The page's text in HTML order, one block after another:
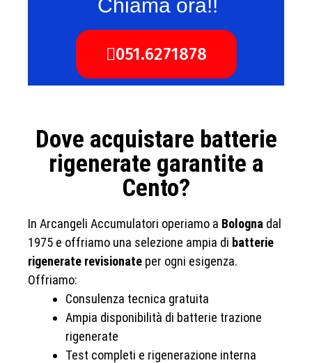
Chiama ora!!
051.6271878
Dove acquistare batterie
rigenerate garantite a
Cento?
In Arcangeli Accumulatori operiamo a Bologna dal
1975 e offriamo una selezione ampia di batterie
rigenerate revisionate per ogni esigenza.
Offriamo:
Consulenza tecnica gratuita
Ampia disponibilità di batterie trazione
rigenerate
Test completi e rigenerazione interna